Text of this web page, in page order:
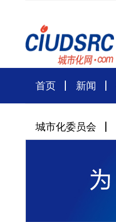
首页 新闻
城市化委员会